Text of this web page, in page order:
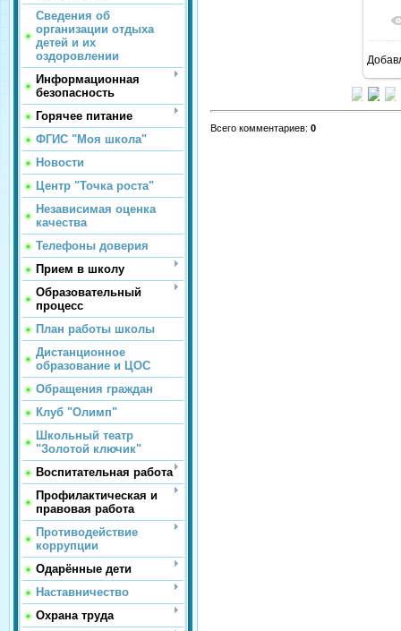
Сведения об
организации отдыха
детей и их
оздоровлении
Информационная
безопасность
Горячее питание
ФГИС "Моя школа"
Новости
Центр "Точка роста"
Независимая оценка
качества
Телефоны доверия
Прием в школу
Образовательный
процесс
План работы школы
Дистанционное
образование и ЦОС
Обращения граждан
Клуб "Олимп"
Школьный театр
"Золотой ключик"
Воспитательная работа
Профилактическая и
правовая работа
Противодействие
коррупции
Одарённые дети
Наставничество
Охрана труда
Всего комментариев: 0